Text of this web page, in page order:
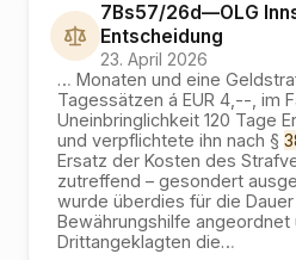
7Bs57/26d—OLG
Entscheidung
23. April 2026
… Monaten und eine
Tagessätzen á EUR 4,--, im
Uneinbringlichkeit 120 Tage
und verpflichtete ihn nach §
Ersatz der Kosten des
zutreffend – gesondert
wurde überdies für die
Bewährungshilfe angeordnet
Drittangeklagten die…